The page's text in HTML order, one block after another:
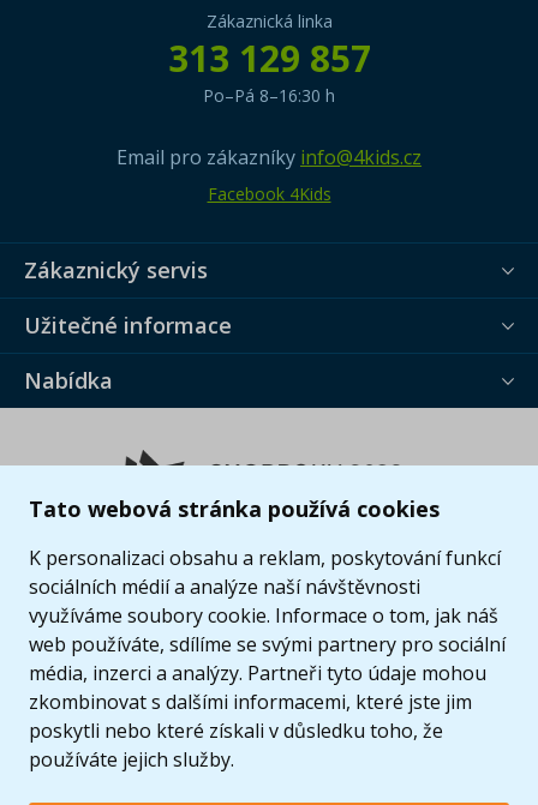
Tato webová stránka používá cookies
K personalizaci obsahu a reklam, poskytování funkcí
sociálních médií a analýze naší návštěvnosti
využíváme soubory cookie. Informace o tom, jak náš
web používáte, sdílíme se svými partnery pro sociální
média, inzerci a analýzy. Partneři tyto údaje mohou
zkombinovat s dalšími informacemi, které jste jim
poskytli nebo které získali v důsledku toho, že
používáte jejich služby.
Zákaznická linka
313 129 857
Po–Pá 8–16:30 h
Email pro zákazníky info@4kids.cz
Facebook 4Kids
Zákaznický servis
Užitečné informace
Nabídka